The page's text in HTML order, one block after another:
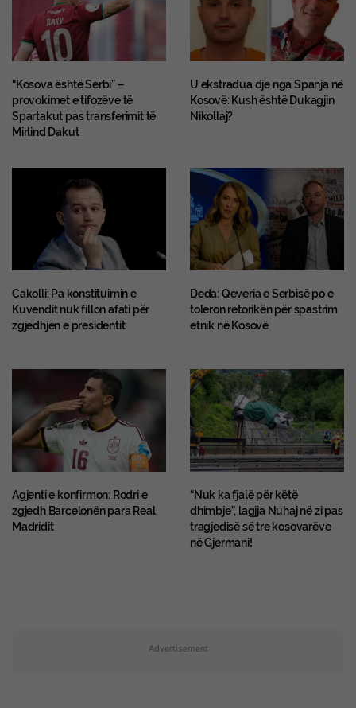
“Kosova është Serbi” –
provokimet e tifozëve të
Spartakut pas transferimit të
Mirlind Dakut
U ekstradua dje nga Spanja në
Kosovë: Kush është Dukagjin
Nikollaj?
Cakolli: Pa konstituimin e
Kuvendit nuk fillon afati për
zgjedhjen e presidentit
Deda: Qeveria e Serbisë po e
toleron retorikën për spastrim
etnik në Kosovë
Agjenti e konfirmon: Rodri e
zgjedh Barcelonën para Real
Madridit
“Nuk ka fjalë për këtë
dhimbje”, lagjja Nuhaj në zi pas
tragjedisë së tre kosovarëve
në Gjermani!
Advertisement